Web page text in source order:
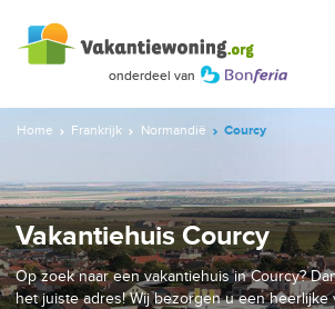
Home Frankrijk Normandië Courcy
Vakantiehuis Courcy
Op zoek naar een vakantiehuis in Courcy?
het juiste adres! Wij bezorgen u een heerlijke